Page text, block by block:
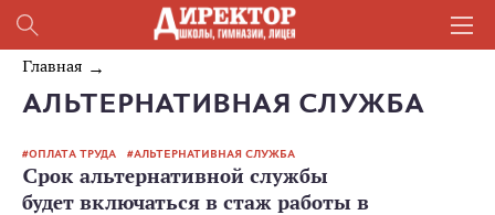
Главная
АЛЬТЕРНАТИВНАЯ СЛУЖБА
ОПЛАТА ТРУДА АЛЬТЕРНАТИВНАЯ СЛУЖБА
Срок альтернативной службы
будет включаться в стаж работы в